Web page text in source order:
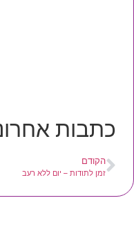
כתבות
הקודם
זמן לתודות – יום ללא רעב